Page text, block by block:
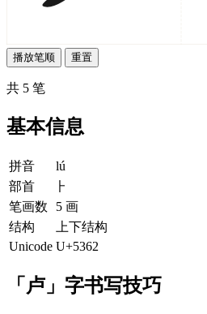
播放笔顺 重置
共 5 笔
基本信息
拼音
lú
部首
⺊
笔画数
5 画
结构
上下结构
Unicode U+5362
「卢」字书写技巧